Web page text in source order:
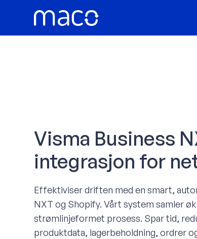
til
Visma Business
integrasjon for
Effektiviser driften med en smart,
NXT og Shopify. Vårt system samler
strømlinjeformet prosess. Spar tid,
produktdata, lagerbeholdning, ordrer